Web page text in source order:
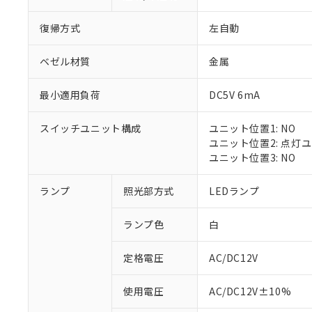
復帰方式 左自動
ベゼル材質 金属
最小適用負荷 DC5V 6mA
スイッチユニット構成
ユニット位置1: NO
ユニット位置2: 点灯
ユニット位置3: NO
ランプ 照光部方式 LEDランプ
ランプ色 白
定格電圧 AC/DC12V
使用電圧 AC/DC12V±10%
ご利用条件
※1 対応状況
調査・確認中：
非該当品：ライセ
仕入先様の事情に
があります。
※1 中国